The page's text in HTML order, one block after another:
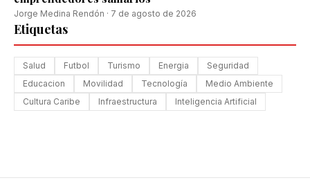
Jorge Medina Rendón · 7 de agosto de 2026
Etiquetas
Salud Futbol Turismo Energia
Seguridad
Educacion
Movilidad Tecnología
Medio Ambiente
Cultura Caribe
Infraestructura Inteligencia Artificial